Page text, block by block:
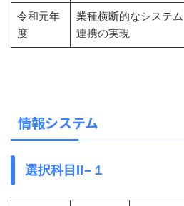
令和元年
度
業種横断的なシステム
連携の実現
情報システム
選択科目Ⅱ−１